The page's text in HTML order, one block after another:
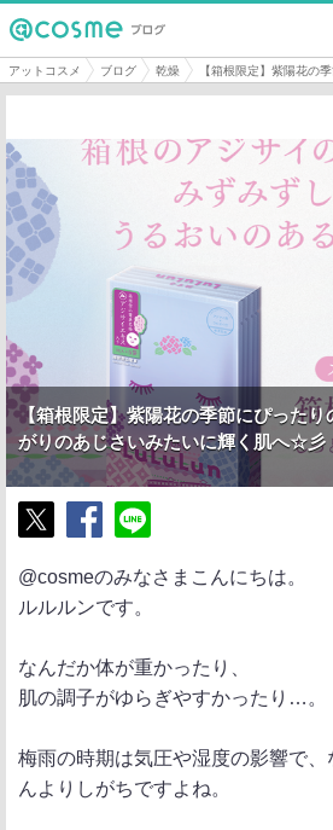
アットコスメ ブログ 乾燥 【箱根限定】紫陽花の
【箱根限定】紫陽花の季節にぴったり
がりのあじさいみたいに輝く肌へ☆彡
る
@cosmeのみなさまこんにちは。
ルルルンです。
なんだか体が重かったり、
肌の調子がゆらぎやすかったり…。
梅雨の時期は気圧や湿度の影響で
んよりしがちですよね。